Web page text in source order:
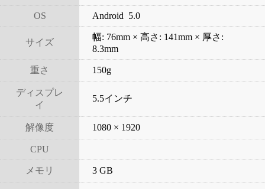
OS Android 5.0
サイズ
幅: 76mm × 高さ: 141mm × 厚さ:
8.3mm
重さ 150g
ディスプレ
イ
5.5インチ
解像度 1080 × 1920
CPU
メモリ 3 GB